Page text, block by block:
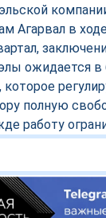
Агарвал в
ожидается
полную
работу